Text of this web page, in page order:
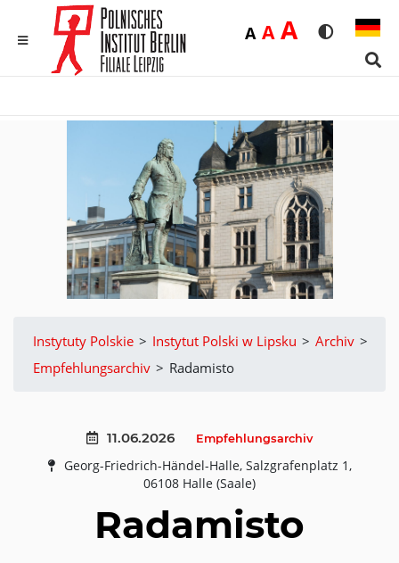
Rozmiar
ADomyślna
AŚrednia
ADużaWersja
Instytuty Polskie > Instytut Polski w Lipsku > Archiv >
Empfehlungsarchiv > Radamisto
11.06.2026 Empfehlungsarchiv
Georg-Friedrich-Händel-Halle, Salzgrafenplatz 1,
06108 Halle (Saale)
Radamisto